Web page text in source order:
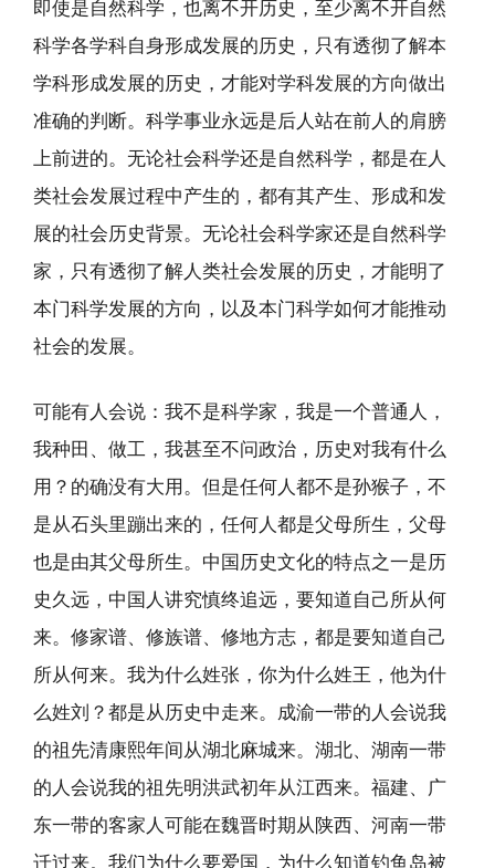
即使是自然科学，也离不开历史，至少离不开自然
科学各学科自身形成发展的历史，只有透彻了解本
学科形成发展的历史，才能对学科发展的方向做出
准确的判断。科学事业永远是后人站在前人的肩膀
上前进的。无论社会科学还是自然科学，都是在人
类社会发展过程中产生的，都有其产生、形成和发
展的社会历史背景。无论社会科学家还是自然科学
家，只有透彻了解人类社会发展的历史，才能明了
本门科学发展的方向，以及本门科学如何才能推动
社会的发展。
可能有人会说：我不是科学家，我是一个普通人，
我种田、做工，我甚至不问政治，历史对我有什么
用？的确没有大用。但是任何人都不是孙猴子，不
是从石头里蹦出来的，任何人都是父母所生，父母
也是由其父母所生。中国历史文化的特点之一是历
史久远，中国人讲究慎终追远，要知道自己所从何
来。修家谱、修族谱、修地方志，都是要知道自己
所从何来。我为什么姓张，你为什么姓王，他为什
么姓刘？都是从历史中走来。成渝一带的人会说我
的祖先清康熙年间从湖北麻城来。湖北、湖南一带
的人会说我的祖先明洪武初年从江西来。福建、广
东一带的客家人可能在魏晋时期从陕西、河南一带
迁过来。我们为什么要爱国，为什么知道钓鱼岛被